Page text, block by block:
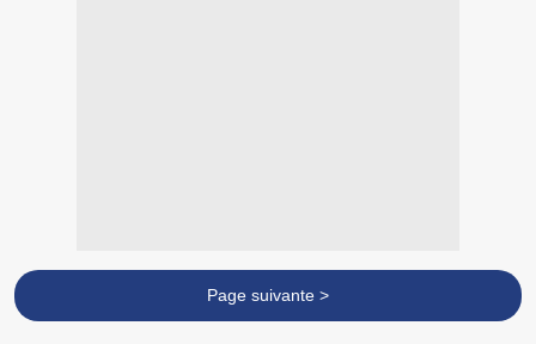
Page suivante >